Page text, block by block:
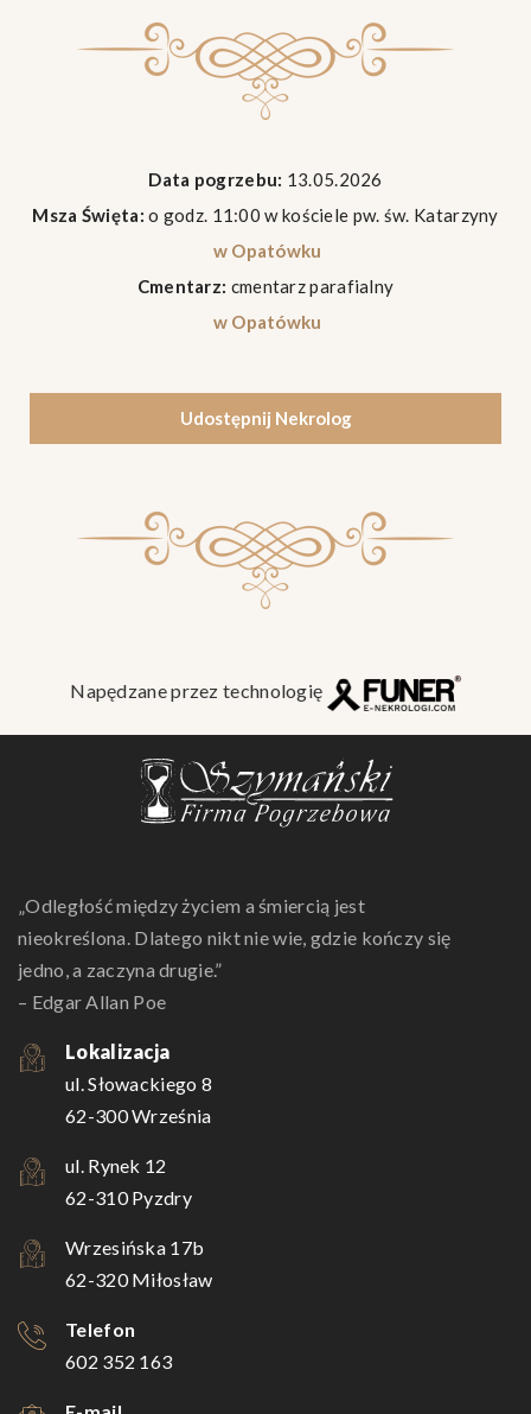
Data pogrzebu: 13.05.2026
Msza Święta: o godz. 11:00 w kościele pw. św. Katarzyny
w Opatówku
Cmentarz: cmentarz parafialny
w Opatówku
Udostępnij Nekrolog
Napędzane przez technologię
„Odległość między życiem a śmiercią jest
nieokreślona. Dlatego nikt nie wie, gdzie kończy się
jedno, a zaczyna drugie.”
– Edgar Allan Poe
Lokalizacja
ul. Słowackiego 8
62-300 Września
ul. Rynek 12
62-310 Pyzdry
Wrzesińska 17b
62-320 Miłosław
Telefon
602 352 163